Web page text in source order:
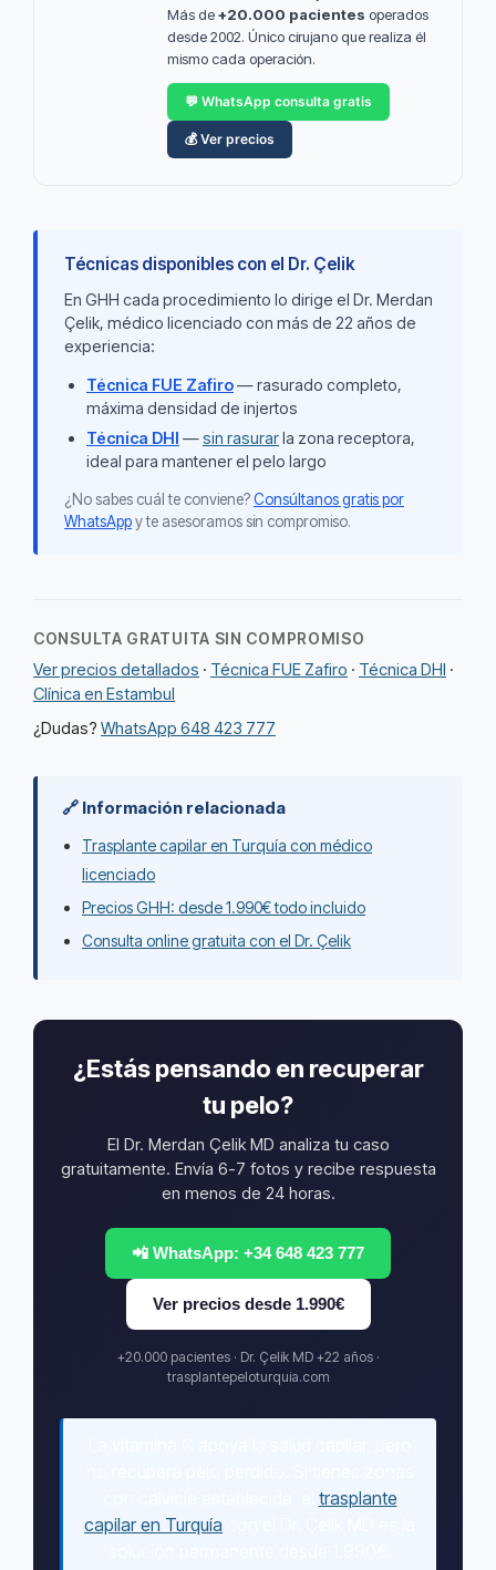
Más de+20.000 pacientes operados
desde 2002. Único cirujano que realiza él
mismo cada operación.
💬 WhatsApp consulta gratis
💰 Ver precios
Técnicas disponibles con el Dr. Çelik
En GHH cada procedimiento lo dirige el Dr. Merdan
Çelik, médico licenciado con más de 22 años de
experiencia:
Técnica FUE Zafiro— rasurado completo,
máxima densidad de injertos
Técnica DHI —sin rasurarla zona receptora,
ideal para mantener el pelo largo
¿No sabes cuál te conviene?Consúltanos gratis por
WhatsAppy te asesoramos sin compromiso.
CONSULTA GRATUITA SIN COMPROMISO
Ver precios detallados · Técnica FUE Zafiro · Técnica DHI ·
Clínica en Estambul
¿Dudas? WhatsApp 648 423 777
🔗 Información relacionada
Trasplante capilar en Turquía con médico
licenciado
Precios GHH: desde 1.990€ todo incluido
Consulta online gratuita con el Dr. Çelik
¿Estás pensando en recuperar
tu pelo?
El Dr. Merdan Çelik MD analiza tu caso
gratuitamente. Envía 6-7 fotos y recibe respuesta
en menos de 24 horas.
📲 WhatsApp: +34 648 423 777
Ver precios desde 1.990€
+20.000 pacientes · Dr. Çelik MD +22 años ·
trasplantepeloturquia.com
trasplante
capilar en Turquía